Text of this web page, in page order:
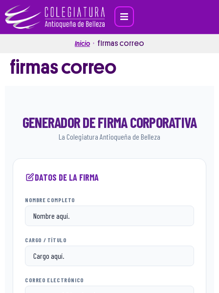
Inicio firmas correo
firmas correo